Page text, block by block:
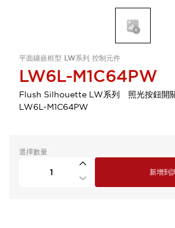
平面鑲嵌框型 LW系列 控制元件
LW6L-M1C64PW
Flush Silhouette LW系列 照光按鈕
LW6L-M1C64PW
選擇數量
新增到